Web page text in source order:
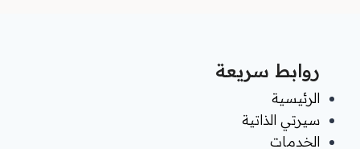
روابط سريعة
الرئيسية
سيرتي الذاتية
الخدمات